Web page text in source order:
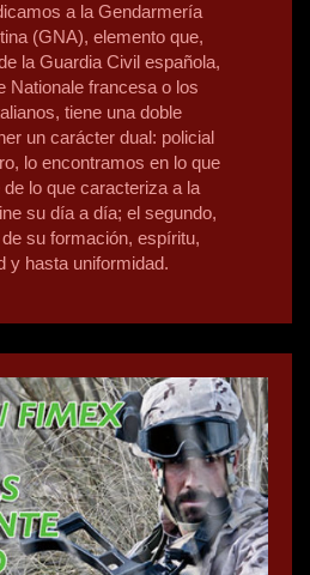
a la Gendarmería
(GNA), elemento que,
la Guardia Civil española,
Nationale francesa o los
tiene una doble
un carácter dual: policial
lo encontramos en lo que
lo que caracteriza a la
su día a día; el segundo,
su formación, espíritu,
y hasta uniformidad.